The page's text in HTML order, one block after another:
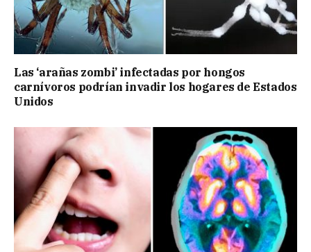
Las ‘arañas zombi’ infectadas por hongos
carnívoros podrían invadir los hogares de Estados
Unidos